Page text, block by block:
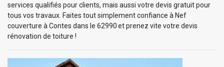
services qualifiés pour clients, mais aussi votre devis gratuit pour
tous vos travaux. Faites tout simplement confiance à Nef
couverture à Contes dans le 62990 et prenez vite votre devis
rénovation de toiture !